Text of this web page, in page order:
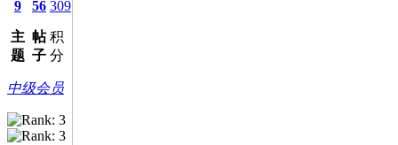
9
主
题
56
帖
子
309
积
分
中级会员